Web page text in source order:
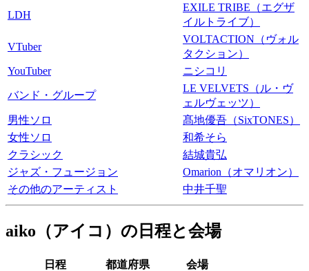
LDH
EXILE TRIBE（エグザ
イルトライブ）
VTuber
VOLTACTION（ヴォル
タクション）
YouTuber
ニシコリ
バンド・グループ
LE VELVETS（ル・ヴ
ェルヴェッツ）
男性ソロ
髙地優吾（SixTONES）
女性ソロ
和希そら
クラシック
結城貴弘
ジャズ・フュージョン
Omarion（オマリオン）
その他のアーティスト
中井千聖
aiko（アイコ）の日程と会場
日程 都道府県
会場